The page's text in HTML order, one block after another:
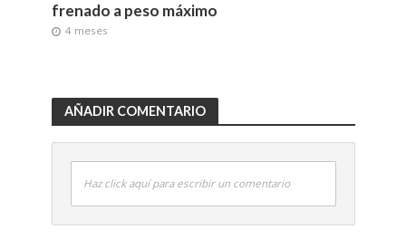
frenado a peso máximo
4 meses
AÑADIR COMENTARIO
Haz click aquí para escribir un comentario